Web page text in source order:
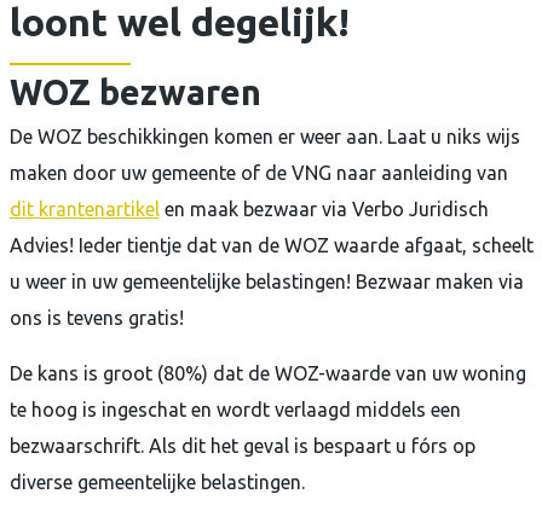
loont wel degelijk!
WOZ bezwaren
De WOZ beschikkingen komen er weer aan. Laat u niks wijs
maken door uw gemeente of de VNG naar aanleiding van
dit krantenartikelen maak bezwaar via Verbo Juridisch
Advies! Ieder tientje dat van de WOZ waarde afgaat, scheelt
u weer in uw gemeentelijke belastingen! Bezwaar maken via
ons is tevens gratis!
De kans is groot (80%) dat de WOZ-waarde van uw woning
te hoog is ingeschat en wordt verlaagd middels een
bezwaarschrift. Als dit het geval is bespaart u fórs op
diverse gemeentelijke belastingen.
In
de
Contact